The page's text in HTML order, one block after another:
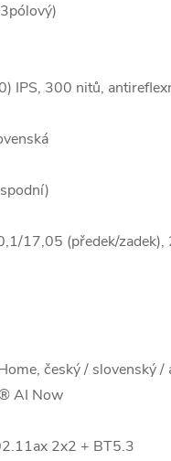
IPS, 300 nitů,
17,05 (předek/zadek),
český / slovenský /
AI Now
2x2 + BT5.3